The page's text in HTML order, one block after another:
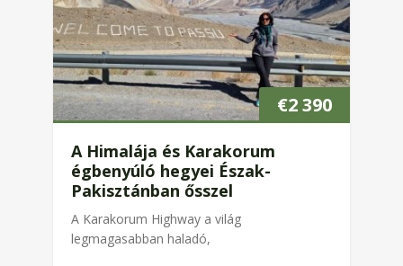
€2 390
A Himalája és Karakorum
égbenyúló hegyei Észak-
Pakisztánban ősszel
A Karakorum Highway a világ
legmagasabban haladó,